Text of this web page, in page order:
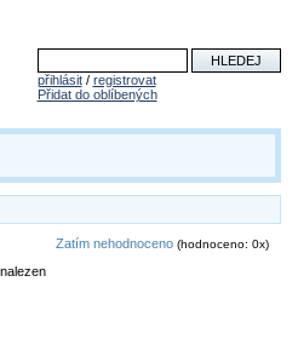
přihlásit/ registrovat
Přidat do oblíbených
Zatím nehodnoceno (hodnoceno: 0x)